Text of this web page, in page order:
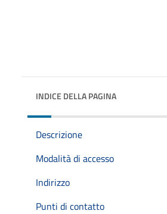
INDICE DELLA PAGINA
Descrizione
Modalità di accesso
Indirizzo
Punti di contatto